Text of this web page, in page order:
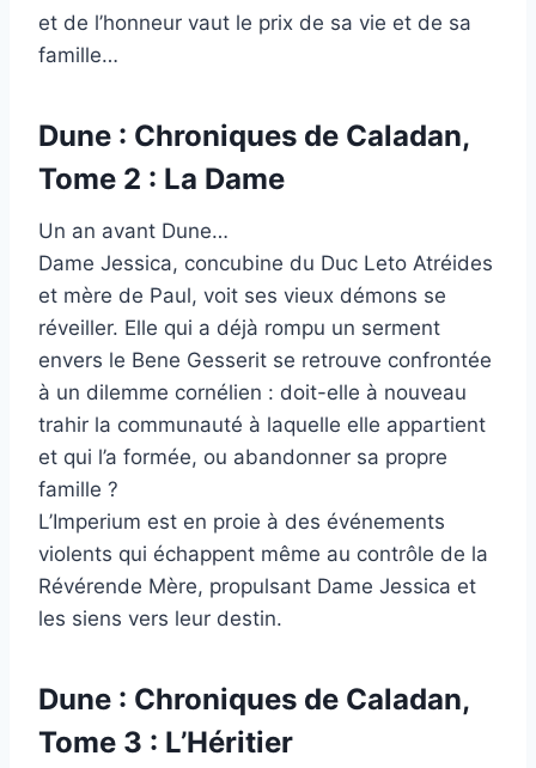
et de l’honneur vaut le prix de sa vie et de sa
famille…
Dune : Chroniques de Caladan,
Tome 2 : La Dame
Un an avant Dune…
Dame Jessica, concubine du Duc Leto Atréides
et mère de Paul, voit ses vieux démons se
réveiller. Elle qui a déjà rompu un serment
envers le Bene Gesserit se retrouve confrontée
à un dilemme cornélien : doit-elle à nouveau
trahir la communauté à laquelle elle appartient
et qui l’a formée, ou abandonner sa propre
famille ?
L’Imperium est en proie à des événements
violents qui échappent même au contrôle de la
Révérende Mère, propulsant Dame Jessica et
les siens vers leur destin.
Dune : Chroniques de Caladan,
Tome 3 : L’Héritier